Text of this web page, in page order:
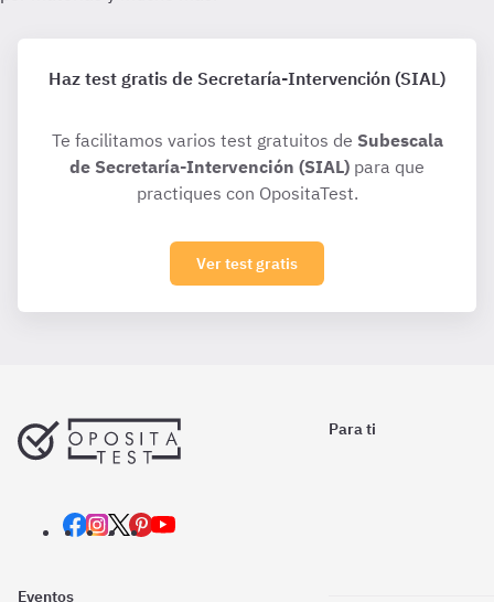
Haz test gratis de Secretaría-Intervención (SIAL)
Te facilitamos varios test gratuitos de Subescala
de Secretaría-Intervención (SIAL) para que
practiques con OpositaTest.
Ver test gratis
Para ti
Eventos